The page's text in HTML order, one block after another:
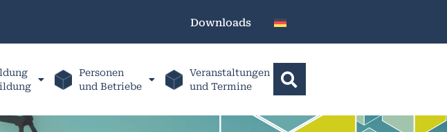
Downloads
Personen
und Betriebe
Veranstaltungen
und Termine